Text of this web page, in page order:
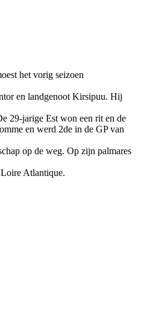
het vorig seizoen
en landgenoot Kirsipuu. Hij
29-jarige Est won een rit en de
en werd 2de in de GP van
op de weg. Op zijn palmares
Loire Atlantique.